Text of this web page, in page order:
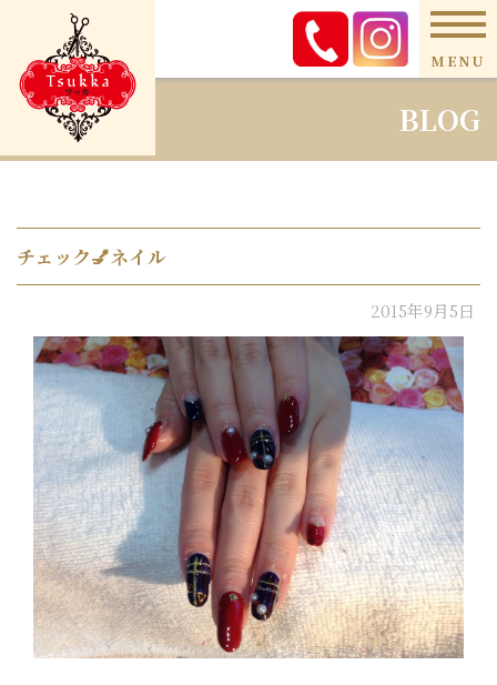
MENU
BLOG
チェック💅ネイル
2015年9月5日